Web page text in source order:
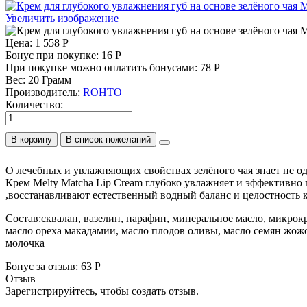
Увеличить изображение
Цена: 1 558 Р
Бонус при покупке: 16 Р
При покупке можно оплатить бонусами: 78 Р
Вес: 20 Грамм
Производитель: ROHTO
Количество:
В корзину
О лечебных и увлажняющих свойствах зелёного чая знает не
Крем Melty Matcha Lip Cream глубоко увлажняет и
,воcстанавливают естественный водный баланс и
Состав:cквалан, вазелин, парафин, минеральное масло,
масло ореха макадамии, масло плодов оливы, масло семян
молочка
Бонус за отзыв: 63 Р
Отзыв
Зарегистрируйтесь, чтобы создать отзыв.